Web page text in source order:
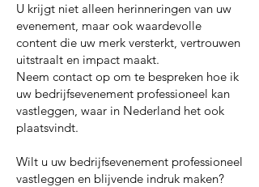
U krijgt niet alleen herinneringen van uw
evenement, maar ook waardevolle
content die uw merk versterkt, vertrouwen
uitstraalt en impact maakt.
Neem contact op om te bespreken hoe ik
uw bedrijfsevenement professioneel kan
vastleggen, waar in Nederland het ook
plaatsvindt.
Wilt u uw bedrijfsevenement professioneel
vastleggen en blijvende indruk maken?